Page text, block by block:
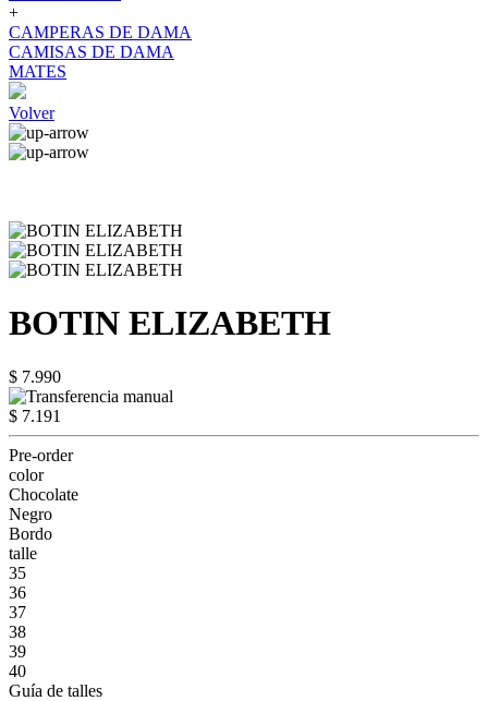
+
CAMPERAS DE DAMA
CAMISAS DE DAMA
MATES
Volver
BOTIN ELIZABETH
$ 7.990
$ 7.191
Pre-order
color
Chocolate
Negro
Bordo
talle
35
36
37
38
39
40
Guía de talles